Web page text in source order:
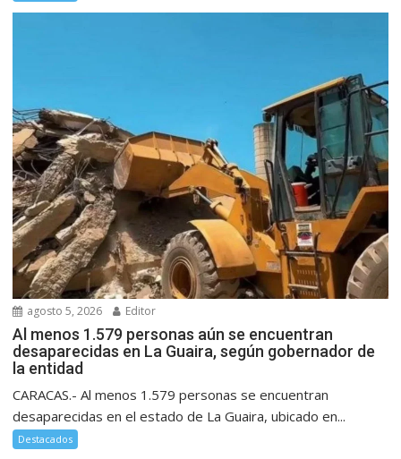
agosto 5, 2026 Editor
Al menos 1.579 personas aún se encuentran
desaparecidas en La Guaira, según gobernador de
la entidad
CARACAS.- Al menos 1.579 personas se encuentran
desaparecidas en el estado de La Guaira, ubicado en...
Destacados